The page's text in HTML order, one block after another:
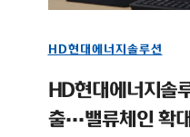
HD현대에너지솔루션
HD현대에너지솔
출…밸류체인 확